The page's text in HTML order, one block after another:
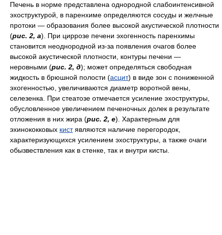
Печень в норме представлена однородной слабоинтенсивной
эхоструктурой, в паренхиме определяются сосуды и желчные
протоки — образования более высокой акустической плотности
(рис. 2, а). При циррозе печени эхогенность паренхимы
становится неоднородной из-за появления очагов более
высокой акустической плотности, контуры печени —
неровными (рис. 2, д); может определяться свободная
жидкость в брюшной полости (асцит) в виде зон с пониженной
эхогенностью, увеличиваются диаметр воротной вены,
селезенка. При стеатозе отмечается усиление эхоструктуры,
обусловленное увеличением печеночных долек в результате
отложения в них жира (рис. 2, е). Характерным для
эхинококковых кистявляются наличие перегородок,
характеризующихся усилением эхоструктуры, а также очаги
обызвествления как в стенке, так и внутри кисты.